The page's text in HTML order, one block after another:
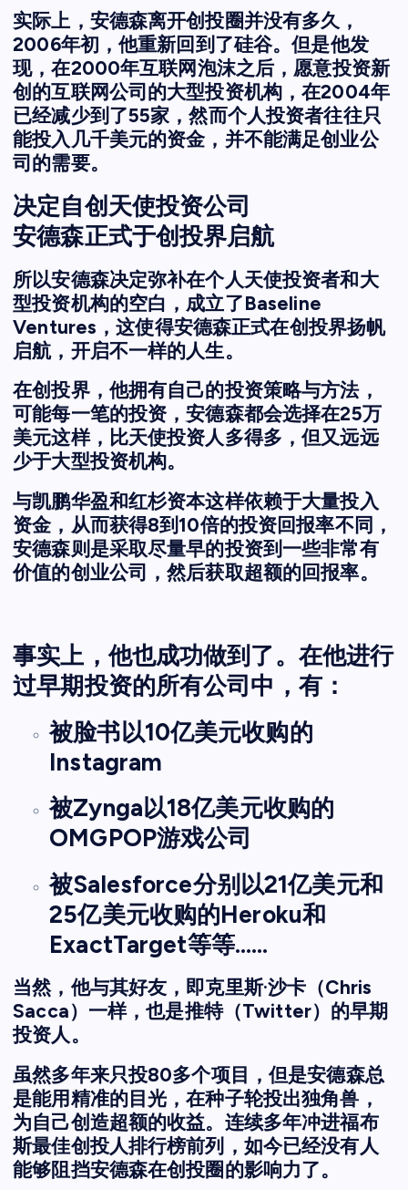
实际上，安德森离开创投圈并没有多久，
2006年初，他重新回到了硅谷。但是他发
现，在2000年互联网泡沫之后，愿意投资新
创的互联网公司的大型投资机构，在2004年
已经减少到了55家，然而个人投资者往往只
能投入几千美元的资金，并不能满足创业公
司的需要。
决定自创天使投资公司
安德森正式于创投界启航
所以安德森决定弥补在个人天使投资者和大
型投资机构的空白，成立了Baseline
Ventures，这使得安德森正式在创投界扬帆
启航，开启不一样的人生。
在创投界，他拥有自己的投资策略与方法，
可能每一笔的投资，安德森都会选择在25万
美元这样，比天使投资人多得多，但又远远
少于大型投资机构。
与凯鹏华盈和红杉资本这样依赖于大量投入
资金，从而获得8到10倍的投资回报率不同，
安德森则是采取尽量早的投资到一些非常有
价值的创业公司，然后获取超额的回报率。
事实上，他也成功做到了。在他进行
过早期投资的所有公司中，有：
被脸书以10亿美元收购的
Instagram
被Zynga以18亿美元收购的
OMGPOP游戏公司
被Salesforce分别以21亿美元和
25亿美元收购的Heroku和
ExactTarget等等……
当然，他与其好友，即克里斯·沙卡（Chris
Sacca）一样，也是推特（Twitter）的早期
投资人。
虽然多年来只投80多个项目，但是安德森总
是能用精准的目光，在种子轮投出独角兽，
为自己创造超额的收益。连续多年冲进福布
斯最佳创投人排行榜前列，如今已经没有人
能够阻挡安德森在创投圈的影响力了。